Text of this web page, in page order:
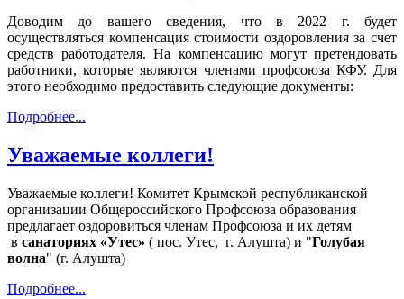
Доводим до вашего сведения, что в 2022 г. будет
осуществляться компенсация стоимости оздоровления за счет
средств работодателя. На компенсацию могут претендовать
работники, которые являются членами профсоюза КФУ. Для
этого необходимо предоставить следующие документы:
Подробнее...
Уважаемые коллеги!
Уважаемые коллеги! Комитет Крымской республиканской
организации Общероссийского Профсоюза образования
предлагает оздоровиться членам Профсоюза и их детям
в санаториях «Утес» ( пос. Утес, г. Алушта) и "Голубая
волна" (г. Алушта)
Подробнее...